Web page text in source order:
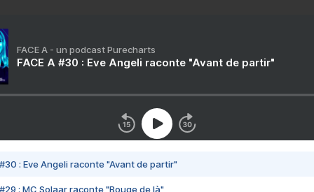
FACE A - un podcast Purecharts
FACE A #30 : Eve Angeli raconte "Avant de partir"
#30 : Eve Angeli raconte "Avant de partir"
#29 : MC Solaar raconte "Bouge de là"